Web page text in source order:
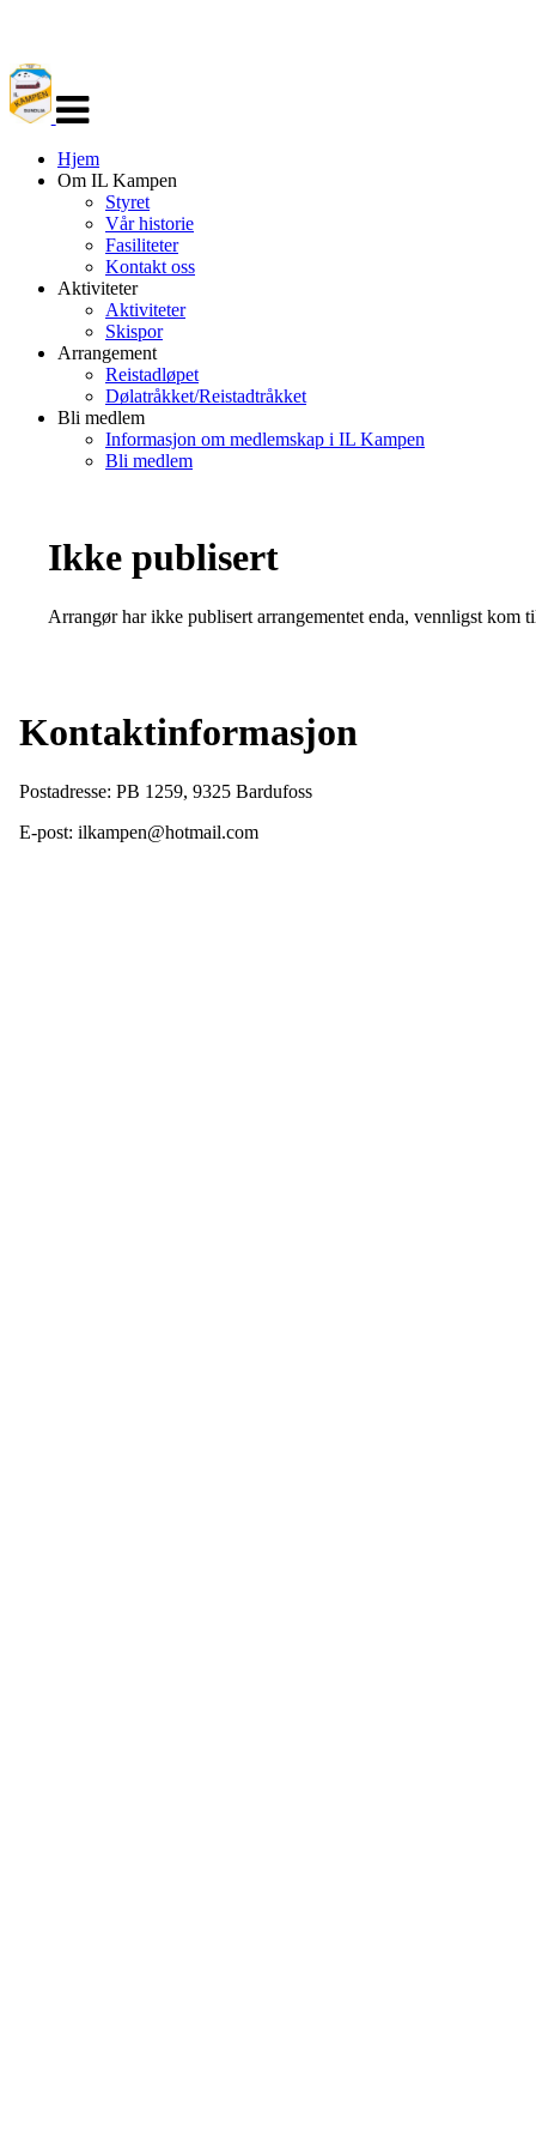
navigasjon
Hjem
Om IL Kampen
Styret
Vår historie
Fasiliteter
Kontakt oss
Aktiviteter
Aktiviteter
Skispor
Arrangement
Reistadløpet
Dølatråkket/Reistadtråkket
Bli medlem
Informasjon om medlemskap i IL Kampen
Bli medlem
Ikke publisert
Arrangør har ikke publisert arrangementet enda, vennligst kom
Kontaktinformasjon
Postadresse: PB 1259, 9325 Bardufoss
E-post: ilkampen@hotmail.com